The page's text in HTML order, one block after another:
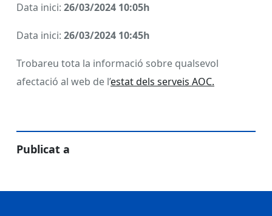
Data inici: 26/03/2024 10:05h
Data inici: 26/03/2024 10:45h
Trobareu tota la informació sobre qualsevol
afectació al web de l’estat dels serveis AOC.
Publicat a